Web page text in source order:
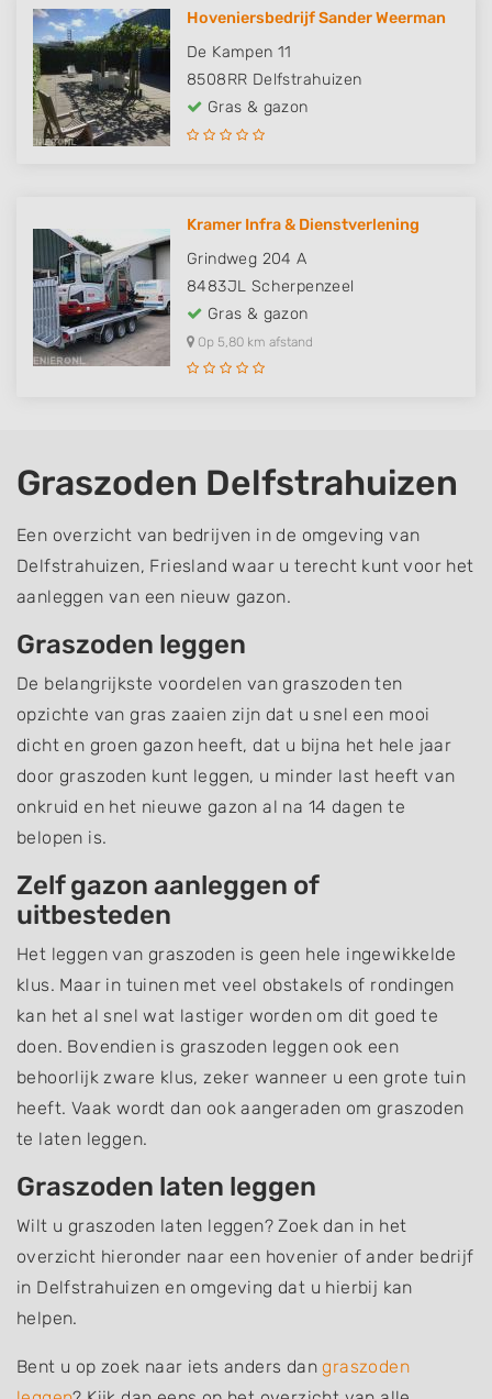
Hoveniersbedrijf Sander Weerman
De Kampen 11
8508RR Delfstrahuizen
Gras & gazon
Kramer Infra & Dienstverlening
Grindweg 204 A
8483JL Scherpenzeel
Gras & gazon
Op 5,80 km afstand
Graszoden Delfstrahuizen
Een overzicht van bedrijven in de omgeving van
Delfstrahuizen, Friesland waar u terecht kunt voor het
aanleggen van een nieuw gazon.
Graszoden leggen
De belangrijkste voordelen van graszoden ten
opzichte van gras zaaien zijn dat u snel een mooi
dicht en groen gazon heeft, dat u bijna het hele jaar
door graszoden kunt leggen, u minder last heeft van
onkruid en het nieuwe gazon al na 14 dagen te
belopen is.
Zelf gazon aanleggen of
uitbesteden
Het leggen van graszoden is geen hele ingewikkelde
klus. Maar in tuinen met veel obstakels of rondingen
kan het al snel wat lastiger worden om dit goed te
doen. Bovendien is graszoden leggen ook een
behoorlijk zware klus, zeker wanneer u een grote tuin
heeft. Vaak wordt dan ook aangeraden om graszoden
te laten leggen.
Graszoden laten leggen
Wilt u graszoden laten leggen? Zoek dan in het
overzicht hieronder naar een hovenier of ander bedrijf
in Delfstrahuizen en omgeving dat u hierbij kan
helpen.
Bent u op zoek naar iets anders dangraszoden